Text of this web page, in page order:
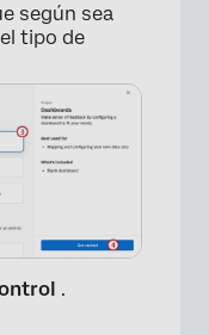
según sea
tipo de
.